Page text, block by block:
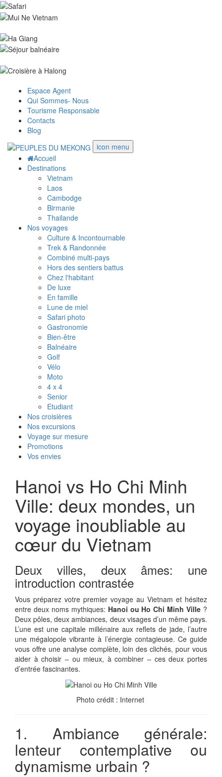
Espace Agent
Qui Sommes- Nous
Tourisme Responsable
Contacts
Blog
icon menu
Accueil
Destinations
Vietnam
Laos
Cambodge
Birmanie
Thailande
Nos voyages
Culture & Incontournable
Trek & Randonnée
Combiné multi-pays
Hors des sentiers battus
Chez l'habitant
De luxe
En famille
Lune de miel
Safari photo
Gastronomie
Bien-être
Balnéaire
Golf
Vélo
Moto
4 x 4
Senior
Etudiant
Nos croisières
Nos excursions
Voyage sur mesure
Promotions
Vos envies
Hanoi vs Ho Chi Minh
Ville: deux mondes, un
voyage inoubliable au
cœur du Vietnam
Deux villes, deux âmes: une
introduction contrastée
Vous préparez votre premier voyage au Vietnam et hésitez
entre deux noms mythiques: Hanoi ou Ho Chi Minh Ville ?
Deux pôles, deux ambiances, deux visages d’un même pays.
L’une est une capitale millénaire aux reflets de jade, l’autre
une mégalopole vibrante à l’énergie contagieuse. Ce guide
vous offre une analyse complète, loin des clichés, pour vous
aider à choisir – ou mieux, à combiner – ces deux portes
d’entrée fascinantes.
Photo crédit : Internet
1. Ambiance générale:
lenteur contemplative ou
dynamisme urbain ?